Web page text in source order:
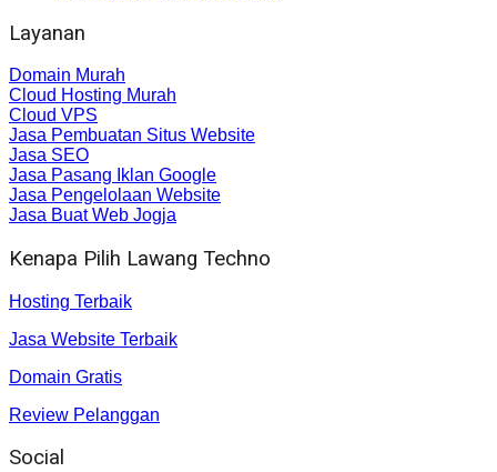
Layanan
Domain Murah
Cloud Hosting Murah
Cloud VPS
Jasa Pembuatan Situs Website
Jasa SEO
Jasa Pasang Iklan Google
Jasa Pengelolaan Website
Jasa Buat Web Jogja
Kenapa Pilih Lawang Techno
Hosting Terbaik
Jasa Website Terbaik
Domain Gratis
Review Pelanggan
Social